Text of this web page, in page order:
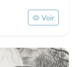
Voir